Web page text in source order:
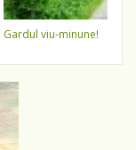
gardul viu-minune!